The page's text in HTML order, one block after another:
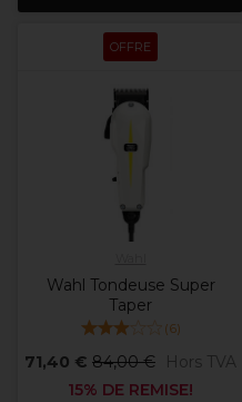
OFFRE
Wahl Tondeuse Super
Taper
(6)
71,40 € 84,00 €
Hors TVA
15% DE REMISE!